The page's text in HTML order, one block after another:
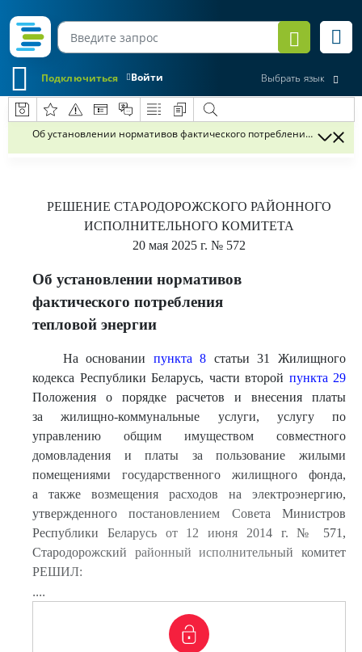
Войти
Подключиться Выбрать язык
Об установлении нормативов фактического потребления тепловой
РЕШЕНИЕ СТАРОДОРОЖСКОГО РАЙОННОГО
ИСПОЛНИТЕЛЬНОГО КОМИТЕТА
20 мая 2025 г. № 572
Об установлении нормативов
фактического потребления
тепловой энергии
На основании пункта 8 статьи 31 Жилищного
кодекса Республики Беларусь, части второй пункта 29
Положения о порядке расчетов и внесения платы
за жилищно-коммунальные услуги, услугу по
управлению общим имуществом совместного
домовладения и платы за пользование жилыми
помещениями государственного жилищного фонда,
а также возмещения расходов на электроэнергию,
утвержденного постановлением Совета Министров
Республики Беларусь от 12 июня 2014 г. № 571,
Стародорожский районный исполнительный комитет
РЕШИЛ:
....